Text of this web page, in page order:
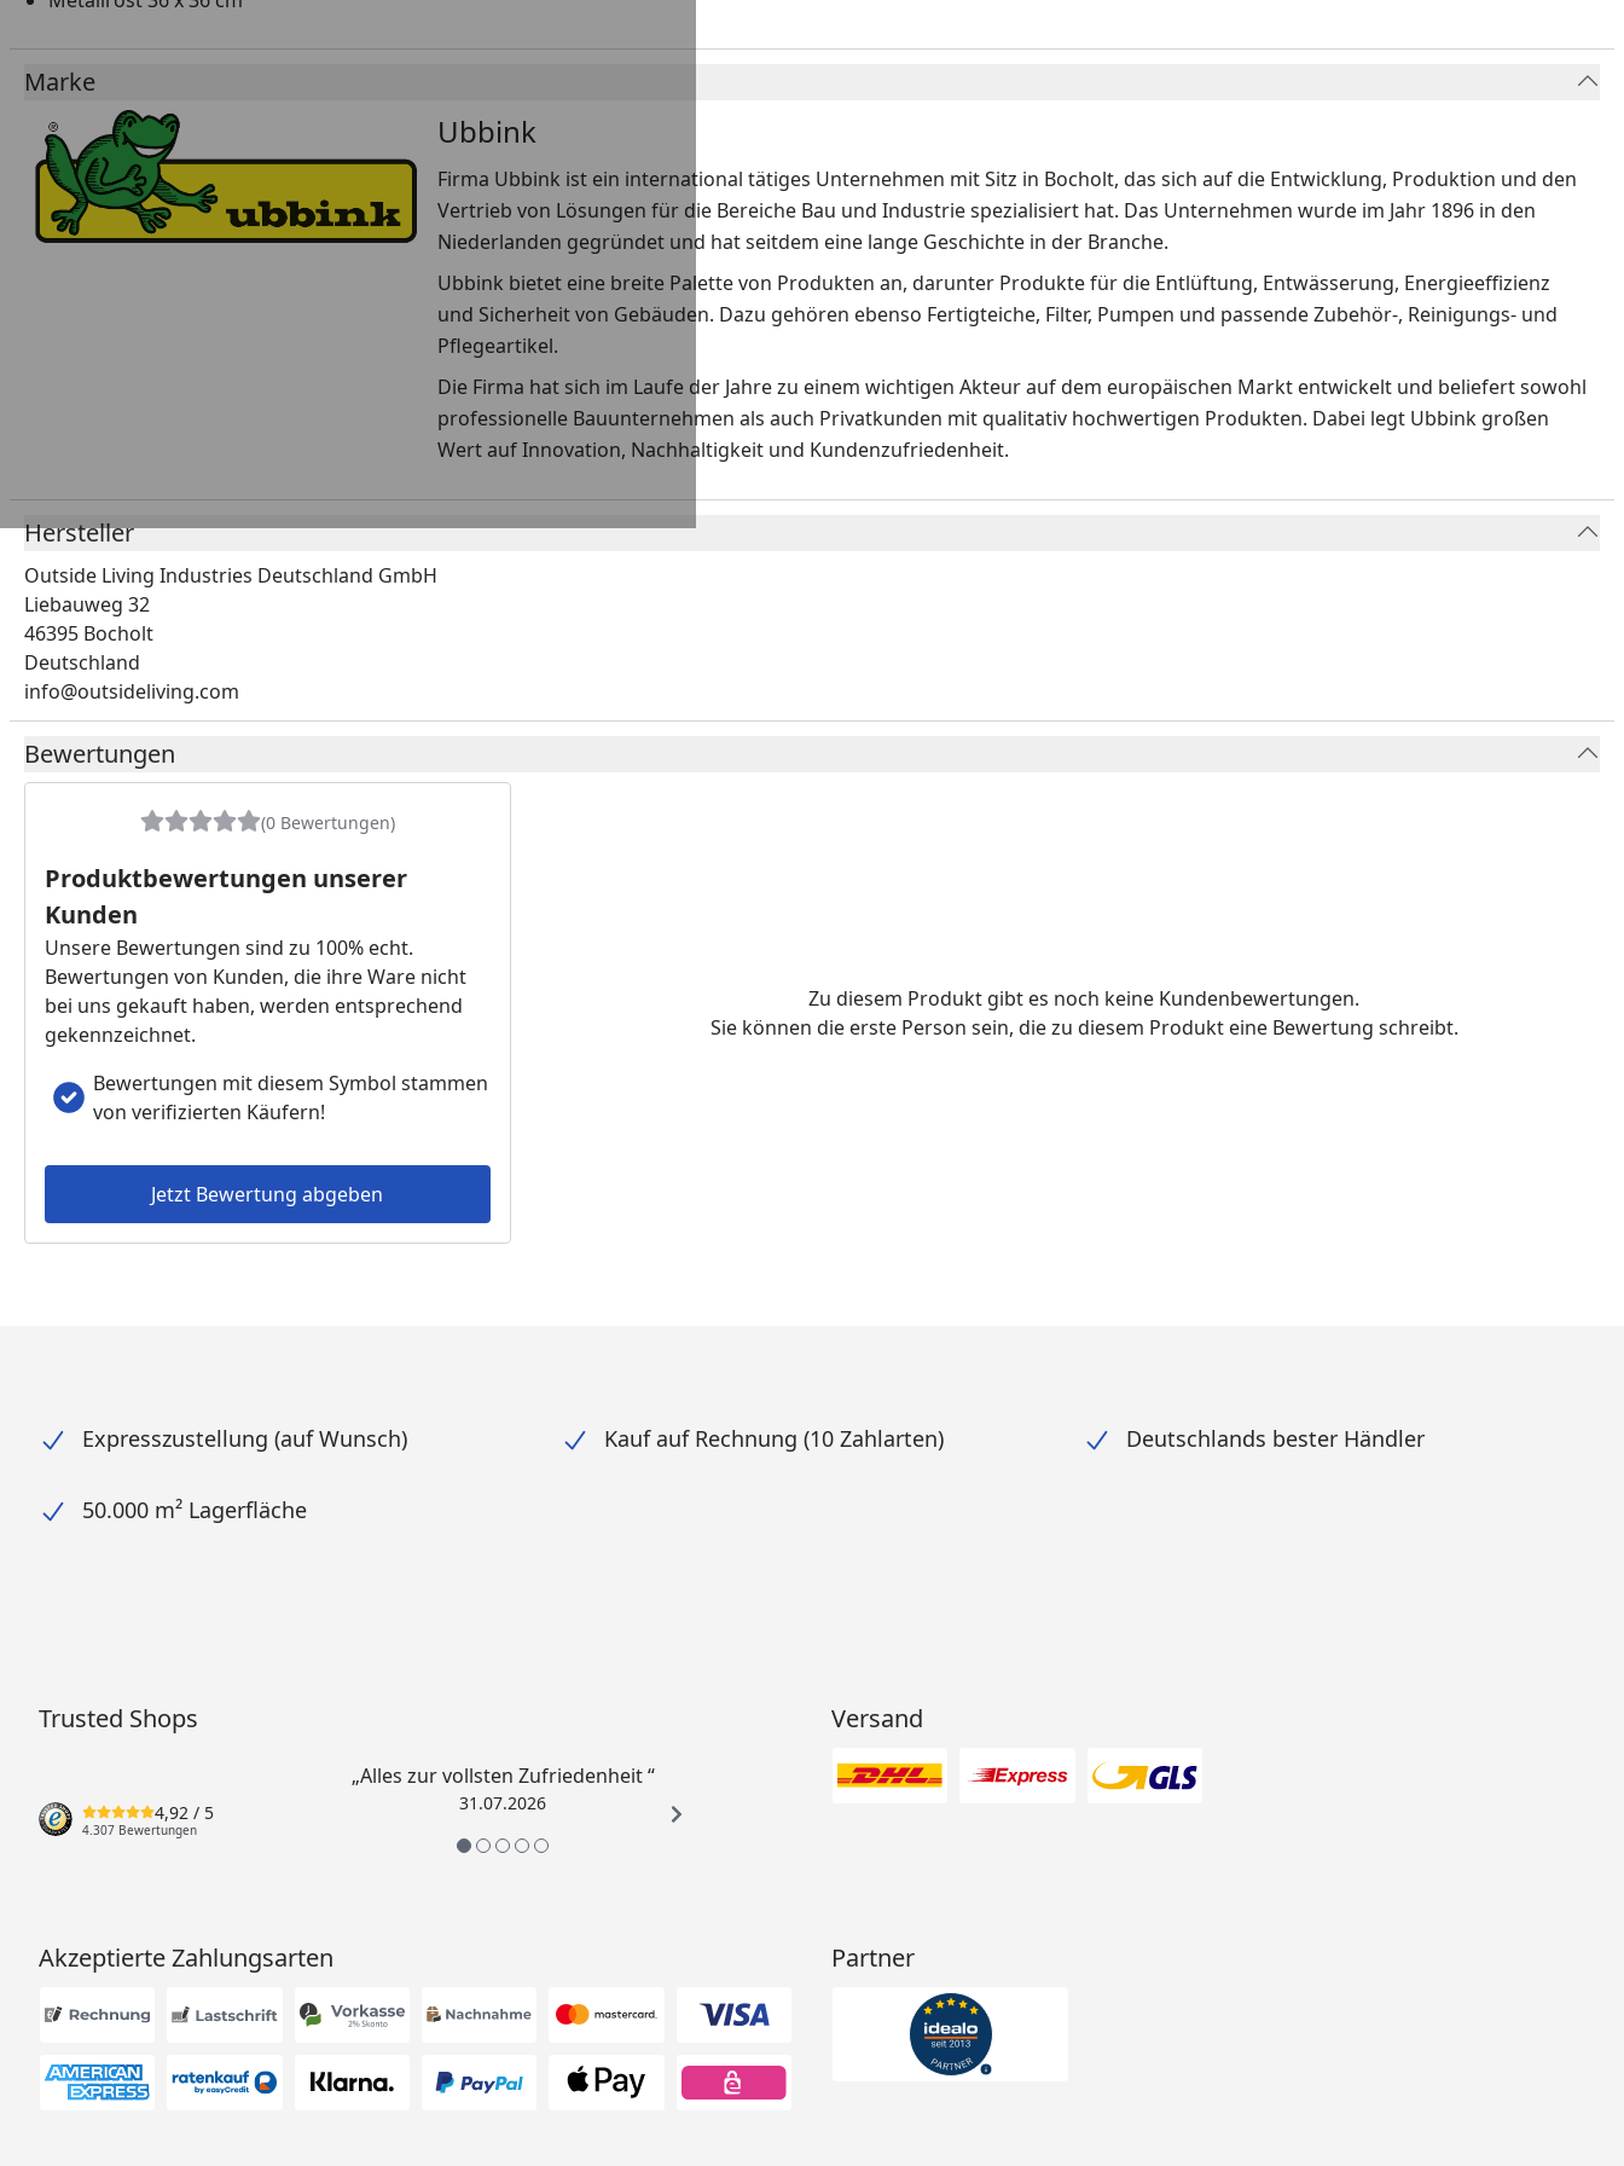
Marke
Ubbink
Firma Ubbink ist ein international tätiges Unternehmen mit Sitz in Bocholt, das sich auf die Entwicklung, Produktion und den
Vertrieb von Lösungen für die Bereiche Bau und Industrie spezialisiert hat. Das Unternehmen wurde im Jahr 1896 in den
Niederlanden gegründet und hat seitdem eine lange Geschichte in der Branche.
Ubbink bietet eine breite Palette von Produkten an, darunter Produkte für die Entlüftung, Entwässerung, Energieeffizienz
und Sicherheit von Gebäuden. Dazu gehören ebenso Fertigteiche, Filter, Pumpen und passende Zubehör-, Reinigungs- und
Pflegeartikel.
Die Firma hat sich im Laufe der Jahre zu einem wichtigen Akteur auf dem europäischen Markt entwickelt und beliefert sowohl
professionelle Bauunternehmen als auch Privatkunden mit qualitativ hochwertigen Produkten. Dabei legt Ubbink großen
Wert auf Innovation, Nachhaltigkeit und Kundenzufriedenheit.
Hersteller
Outside Living Industries Deutschland GmbH
Liebauweg 32
46395 Bocholt
Deutschland
info@outsideliving.com
Bewertungen
(0 Bewertungen)
Produktbewertungen unserer
Kunden
Unsere Bewertungen sind zu 100% echt.
Bewertungen von Kunden, die ihre Ware nicht
bei uns gekauft haben, werden entsprechend
gekennzeichnet.
Bewertungen mit diesem Symbol stammen
von verifizierten Käufern!
Jetzt Bewertung abgeben
Zu diesem Produkt gibt es noch keine Kundenbewertungen.
Sie können die erste Person sein, die zu diesem Produkt eine Bewertung schreibt.
Expresszustellung (auf Wunsch) Kauf auf Rechnung (10 Zahlarten) Deutschlands bester Händler
50.000 m² Lagerfläche
Trusted Shops
4,92 / 5
4.307 Bewertungen
„Alles zur vollsten Zufriedenheit “
31.07.2026
Versand
Akzeptierte Zahlungsarten Partner